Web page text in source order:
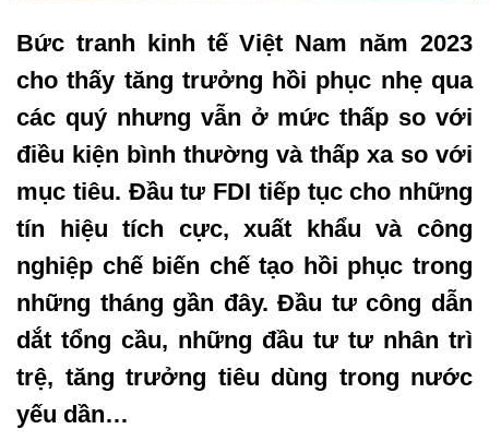
Bức tranh kinh tế Việt Nam năm 2023
cho thấy tăng trưởng hồi phục nhẹ qua
các quý nhưng vẫn ở mức thấp so với
điều kiện bình thường và thấp xa so với
mục tiêu. Đầu tư FDI tiếp tục cho những
tín hiệu tích cực, xuất khẩu và công
nghiệp chế biến chế tạo hồi phục trong
những tháng gần đây. Đầu tư công dẫn
dắt tổng cầu, những đầu tư tư nhân trì
trệ, tăng trưởng tiêu dùng trong nước
yếu dần…